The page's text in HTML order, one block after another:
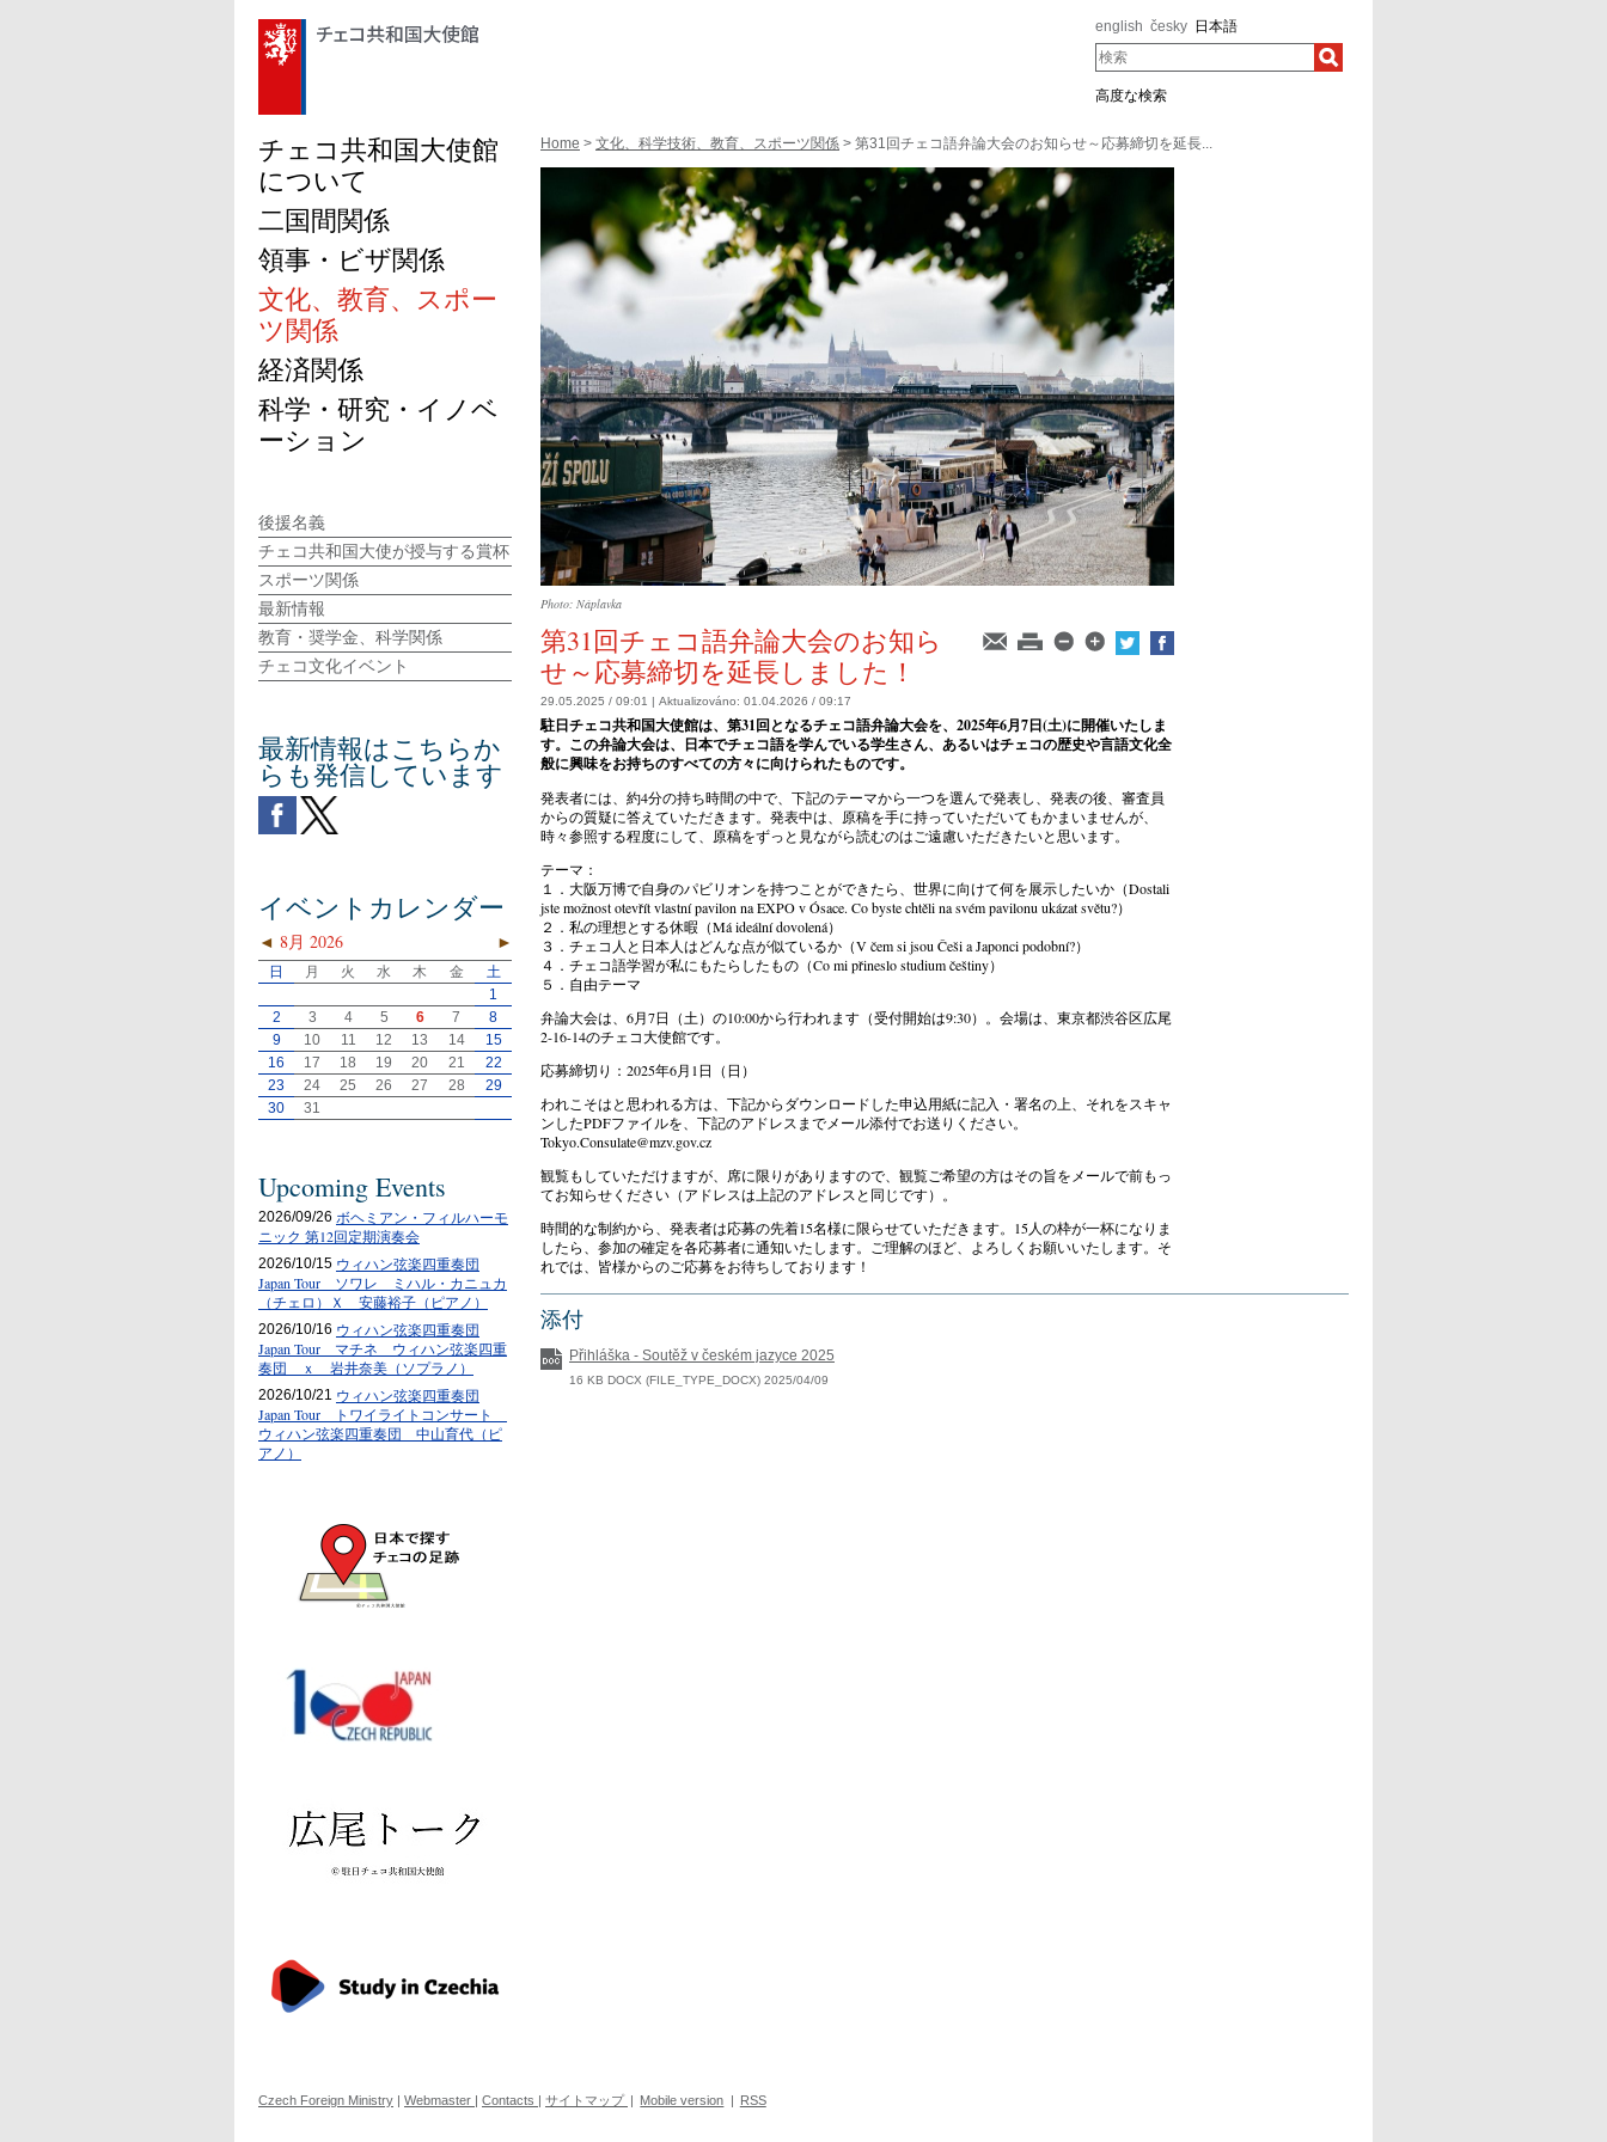
english česky 日本語
検索
高度な検索
Home > 文化、科学技術、教育、スポーツ関係 > 第31回チェコ語弁論大会のお知らせ～応募締切を延長...
Photo: Náplavka
第31回チェコ語弁論大会のお知ら
せ～応募締切を延長しました！
29.05.2025 / 09:01 | Aktualizováno: 01.04.2026 / 09:17
駐日チェコ共和国大使館は、第31回となるチェコ語弁論大会を、2025年6月7日(土)に開催いたしま
す。この弁論大会は、日本でチェコ語を学んでいる学生さん、あるいはチェコの歴史や言語文化全
般に興味をお持ちのすべての方々に向けられたものです。
発表者には、約4分の持ち時間の中で、下記のテーマから一つを選んで発表し、発表の後、審査員
からの質疑に答えていただきます。発表中は、原稿を手に持っていただいてもかまいませんが、
時々参照する程度にして、原稿をずっと見ながら読むのはご遠慮いただきたいと思います。
テーマ：
１．大阪万博で自身のパビリオンを持つことができたら、世界に向けて何を展示したいか（Dostali
jste možnost otevřít vlastní pavilon na EXPO v Ósace. Co byste chtěli na svém pavilonu ukázat světu?）
２．私の理想とする休暇（Má ideální dovolená）
３．チェコ人と日本人はどんな点が似ているか（V čem si jsou Češi a Japonci podobní?）
４．チェコ語学習が私にもたらしたもの（Co mi přineslo studium češtiny）
５．自由テーマ
弁論大会は、6月7日（土）の10:00から行われます（受付開始は9:30）。会場は、東京都渋谷区広尾
2-16-14のチェコ大使館です。
応募締切り：2025年6月1日（日）
われこそはと思われる方は、下記からダウンロードした申込用紙に記入・署名の上、それをスキャ
ンしたPDFファイルを、下記のアドレスまでメール添付でお送りください。
Tokyo.Consulate@mzv.gov.cz
観覧もしていただけますが、席に限りがありますので、観覧ご希望の方はその旨をメールで前もっ
てお知らせください（アドレスは上記のアドレスと同じです）。
時間的な制約から、発表者は応募の先着15名様に限らせていただきます。15人の枠が一杯になりま
したら、参加の確定を各応募者に通知いたします。ご理解のほど、よろしくお願いいたします。そ
れでは、皆様からのご応募をお待ちしております！
添付
Přihláška - Soutěž v českém jazyce 2025
16 KB DOCX (FILE_TYPE_DOCX) 2025/04/09
チェコ共和国大使館
について
二国間関係
領事・ビザ関係
文化、教育、スポー
ツ関係
経済関係
科学・研究・イノベ
ーション
後援名義
チェコ共和国大使が授与する賞杯
スポーツ関係
最新情報
教育・奨学金、科学関係
チェコ文化イベント
最新情報はこちらか
らも発信しています
イベントカレンダー
◄ ►
8月 2026
日 月 火 水 木 金
土
1
2
3 4 5 6 7
8
9
10 11 12 13 14
15
16
17 18 19 20 21
22
23
24 25 26 27 28
29
30
31
Upcoming Events
2026/09/26 ボヘミアン・フィルハーモ
ニック 第12回定期演奏会
2026/10/15 ウィハン弦楽四重奏団
Japan Tour ソワレ ミハル・カニュカ
（チェロ）Ｘ 安藤裕子（ピアノ）
2026/10/16 ウィハン弦楽四重奏団
Japan Tour マチネ ウィハン弦楽四重
奏団 ｘ 岩井奈美（ソプラノ）
2026/10/21 ウィハン弦楽四重奏団
Japan Tour トワイライトコンサート
ウィハン弦楽四重奏団 中山育代（ピ
アノ）
Czech Foreign Ministry | Webmaster | Contacts | サイトマップ | Mobile version | RSS